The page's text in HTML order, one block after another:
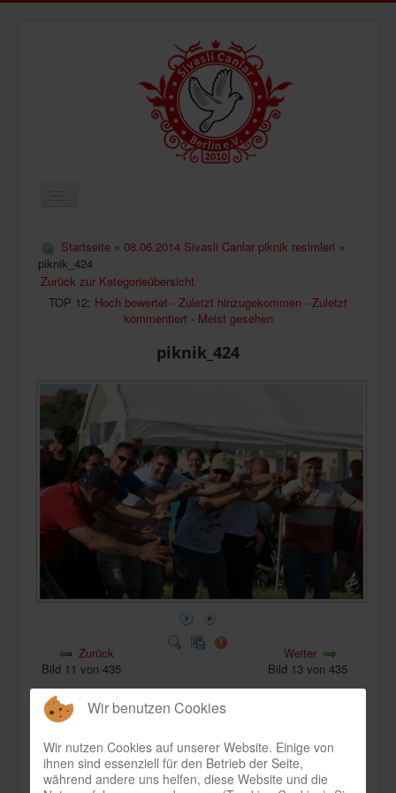
ÜBERUNS
AKTUELLES
BILDER
DATENSCHUTZ
KONTAKT
Startseite » 08.06.2014 Sivasli Canlar piknik resimleri »
piknik_424
Zurück zur Kategorieübersicht
TOP 12: Hoch bewertet - Zuletzt hinzugekommen - Zuletzt
kommentiert - Meist gesehen
piknik_424
Zurück
Bild 11 von 435
Weiter
Bild 13 von 435
Bild-Informationen
Wir benutzen Cookies
Wir nutzen Cookies auf unserer Website. Einige von
ihnen sind essenziell für den Betrieb der Seite,
während andere uns helfen, diese Website und die